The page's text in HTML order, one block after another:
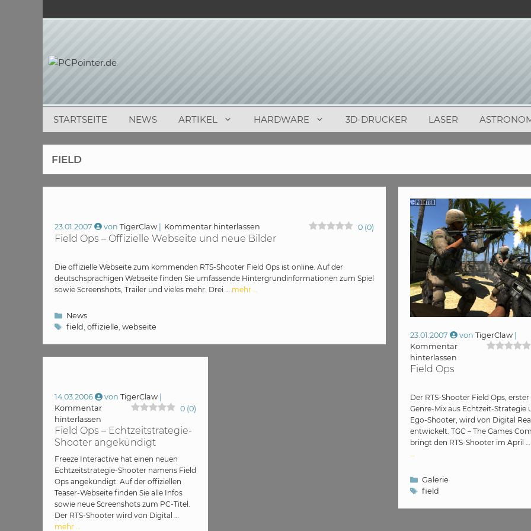
Inhalt
STARTSEITE NEWS ARTIKEL HARDWARE 3D-DRUCKER LASER
FIELD
Field Ops – Offizielle Webseite und neue Bilder
23.01.2007 von TigerClaw 0 (0)
Kommentar hinterlassen
Die offizielle Webseite zum kommenden RTS-Shooter Field Ops ist online. Auf der
deutschsprachigen Webseite finden Sie umfassende Hintergrundinformationen zum Spiel
sowie Screenshots, Trailer und vieles mehr. Drei … mehr …
Kategorien
News
Schlagwörter
field,offizielle,webseite
Field Ops
23.01.2007 von TigerClaw
Kommentar
hinterlassen
Der RTS-Shooter Field Ops, erster
Genre-Mix aus Echtzeit-Strategie
Ego-Shooter, wird von Digital
entwickelt. TGC – The Games
bringt den RTS-Shooter im April …
Kategorien
Galerie
Schlagwörter
field
Field Ops – Echtzeitstrategie-
Shooter angekündigt
14.03.2006 von TigerClaw
0 (0)
Kommentar
hinterlassen
Freeze Interactive hat einen neuen
Echtzeitstrategie-Shooter namens Field
Ops angekündigt. Auf der offiziellen
Teaser-Webseite finden Sie alle Infos
sowie neue Screenshots zum PC-Titel.
Der RTS-Shooter wird von Digital …
mehr …